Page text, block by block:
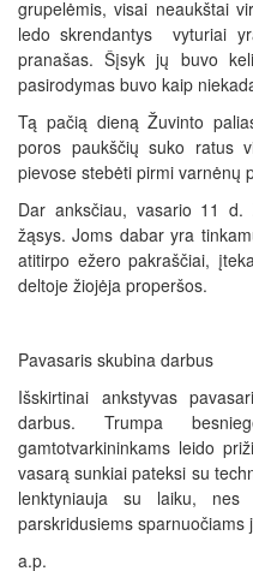
grupelėmis, visai neaukštai
ledo skrendantys vyturiai
pranašas. Šįsyk jų buvo
pasirodymas buvo kaip
Tą pačią dieną Žuvinto
poros paukščių suko ratus
pievose stebėti pirmi varnėnų
Dar anksčiau, vasario 11 d.
žąsys. Joms dabar yra
atitirpo ežero pakraščiai,
deltoje žiojėja properšos.
Pavasaris skubina darbus
Išskirtinai ankstyvas
darbus. Trumpa
gamtotvarkininkams leido
vasarą sunkiai pateksi su
lenktyniauja su laiku,
parskridusiems
a.p.